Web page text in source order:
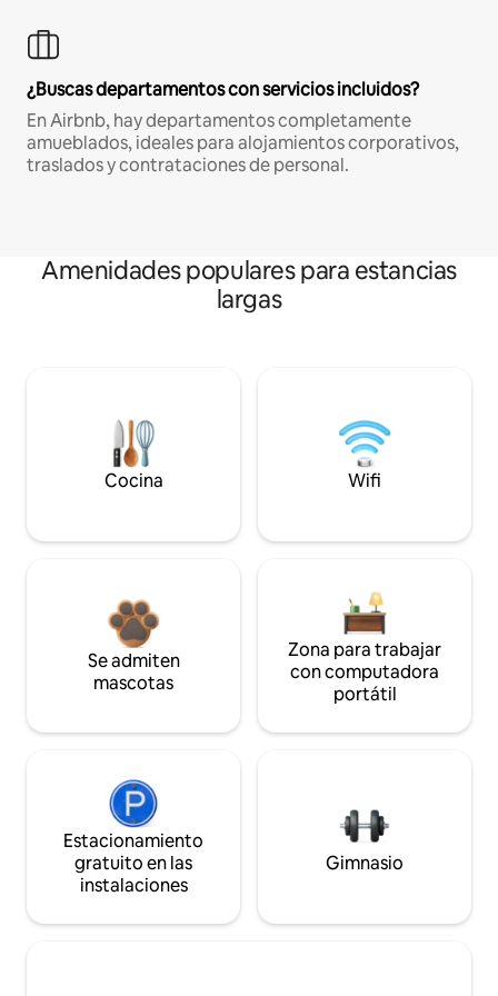
¿Buscas departamentos con servicios incluidos?
En Airbnb, hay departamentos completamente
amueblados, ideales para alojamientos corporativos,
traslados y contrataciones de personal.
Amenidades populares para estancias
largas
Cocina Wifi
Se admiten
mascotas
Zona para trabajar
con computadora
portátil
Estacionamiento
gratuito en las
instalaciones
Gimnasio